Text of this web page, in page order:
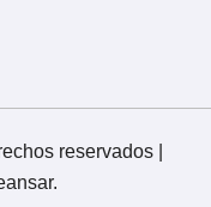
reservados
.